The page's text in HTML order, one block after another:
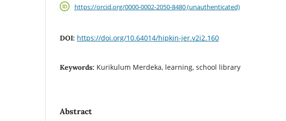
https://orcid.org/0000-0002-2050-8480 (unauthenticated)
DOI: https://doi.org/10.64014/hipkin-jer.v2i2.160
Keywords: Kurikulum Merdeka, learning, school library
Abstract